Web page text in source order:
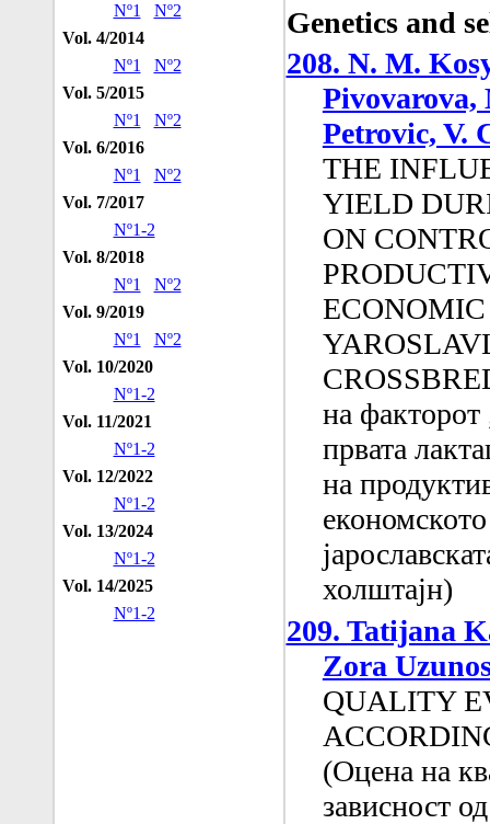
Nº1
Nº2
Vol. 4/2014
Nº1
Nº2
Vol. 5/2015
Nº1
Nº2
Vol. 6/2016
Nº1
Nº2
Vol. 7/2017
Nº1-2
Vol. 8/2018
Nº1
Nº2
Vol. 9/2019
Nº1
Nº2
Vol. 10/2020
Nº1-2
Vol. 11/2021
Nº1-2
Vol. 12/2022
Nº1-2
Vol. 13/2024
Nº1-2
Vol. 14/2025
Nº1-2
Genetics and
208. N. M.
Pivovarova,
Petrovic, V.
THE
YIELD
ON
на факторот
првата
на
холштајн)
209. Tatijana
Zora
QUALITY
(Оцена на
зависност